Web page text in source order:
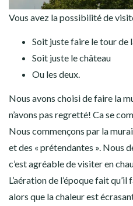
Vous avez la possibilité de
Soit juste faire le tour de
Soit juste le château
Ou les deux.
Nous avons choisi de faire la
n’avons pas regretté! Ca se
Nous commençons par la
et des « prétendantes ». Nous
c’est agréable de visiter en
L’aération de l’époque fait
alors que la chaleur est